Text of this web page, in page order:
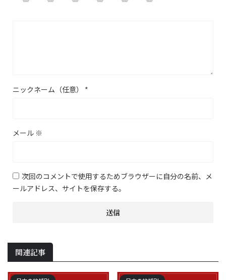
ニックネーム（任意） *
メール ※
次回のコメントで使用するためブラウザーに自分の名前、メ
ールアドレス、サイトを保存する。
関連記事